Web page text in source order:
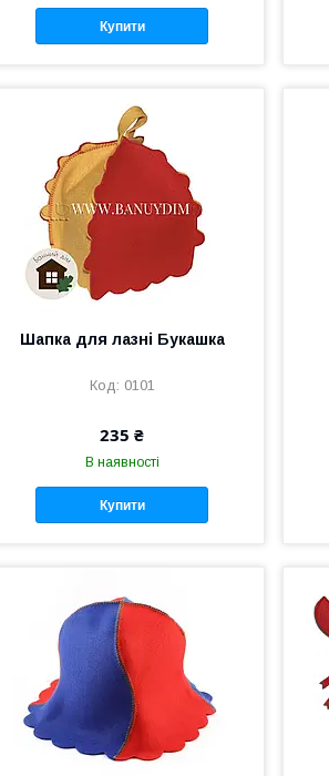
Купити
Шапка для лазні Букашка
0101
235 ₴
В наявності
Купити